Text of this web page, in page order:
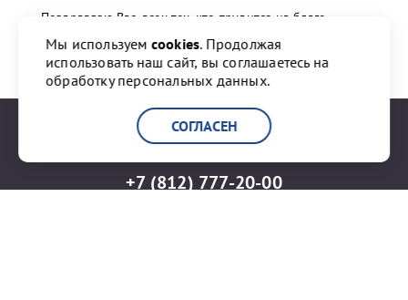
Поздравляю Вас, всех тех, кто трудится на благо
праздником!
...
+7 (812) 777-20-00
Мы используем cookies. Продолжая
использовать наш сайт, вы соглашаетесь на
обработку персональных данных.
СОГЛАСЕН